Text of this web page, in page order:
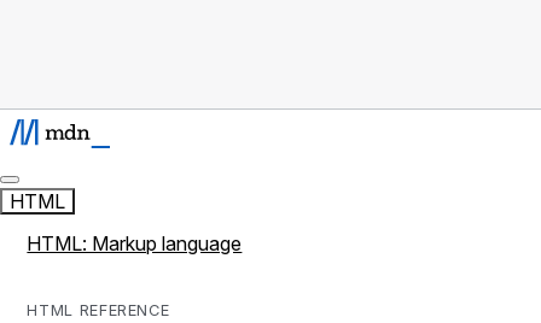
HTML
HTML: Markup language
HTML REFERENCE